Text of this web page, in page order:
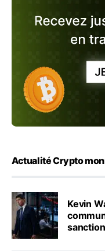
Actualité Crypto
Kevin